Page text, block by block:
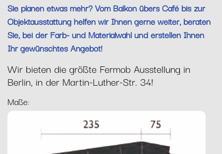
Sie planen etwas mehr? Vom Balkon übers Café bis zur
Objektausstattung helfen wir Ihnen gerne weiter, beraten
Sie, bei der Farb- und Materialwahl und erstellen Ihnen
Ihr gewünschtes Angebot!
Wir bieten die größte Fermob Ausstellung in
Berlin, in der Martin-Luther-Str. 34!
Maße: